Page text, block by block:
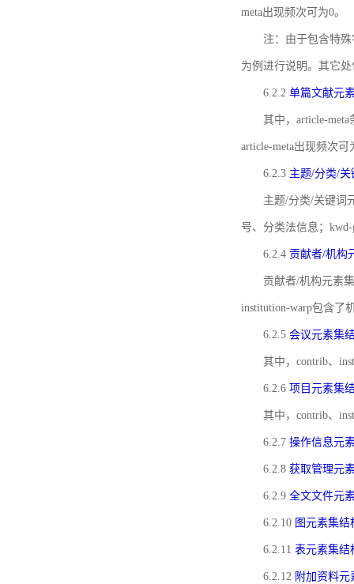
meta出现频次可为0。
注：由于包含特殊
为例进行说明。其它
6.2.2 单篇文献元
其中，article-
article-meta出现频次可
6.2.3 主题/分类/
主题/分类/关键词
号、分类法信息；
6.2.4 贡献者/机构
贡献者/机构元素
institution-warp包含了
6.2.5 会议元素集
其中，contrib、
6.2.6 项目元素集
其中，contrib、
6.2.7 操作信息元
6.2.8 获取管理元
6.2.9 全文文件元
6.2.10 图元素集结
6.2.11 表元素集结
6.2.12 附加资料元